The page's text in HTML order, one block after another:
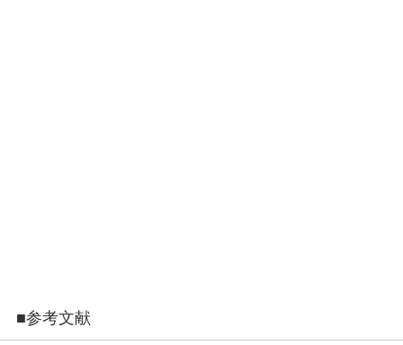
■参考文献